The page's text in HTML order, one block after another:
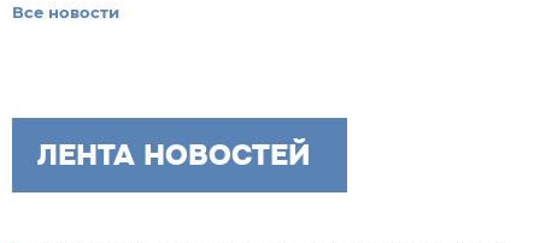
Все новости
ЛЕНТА НОВОСТЕЙ